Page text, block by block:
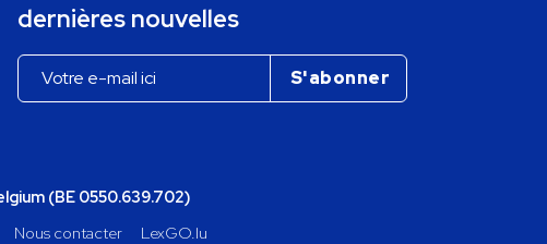
dernières nouvelles
(BE 0550.639.702)
Nous contacter LexGO.lu